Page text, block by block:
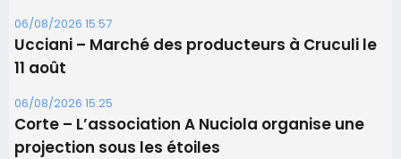
06/08/2026 15:57
Ucciani – Marché des producteurs à Cruculi le
11 août
06/08/2026 15:25
Corte – L’association A Nuciola organise une
projection sous les étoiles